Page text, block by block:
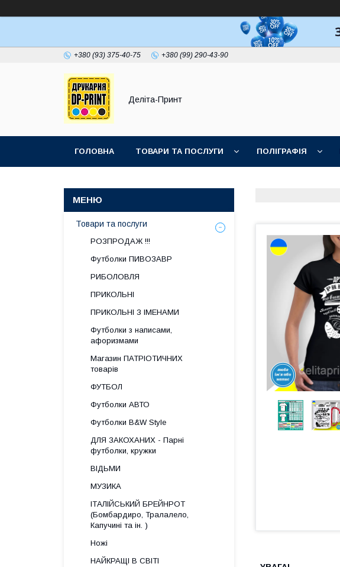
+380 (93) 375-40-75 +380 (99) 290-43-90
Деліта-Принт
ГОЛОВНА ТОВАРИ ТА ПОСЛУГИ ПОЛІГРАФІЯ
Товари та послуги
РОЗПРОДАЖ !!!
Футболки ПИВОЗАВР
РИБОЛОВЛЯ
ПРИКОЛЬНІ
ПРИКОЛЬНІ З ІМЕНАМИ
Футболки з написами,
афоризмами
Магазин ПАТРІОТИЧНИХ
товарів
ФУТБОЛ
Футболки АВТО
Футболки B&W Style
ДЛЯ ЗАКОХАНИХ - Парні
футболки, кружки
ВІДЬМИ
МУЗИКА
ІТАЛІЙСЬКИЙ БРЕЙНРОТ
(Бомбардиро, Тралалело,
Капучині та ін. )
Ножі
НАЙКРАЩІ В СВІТІ